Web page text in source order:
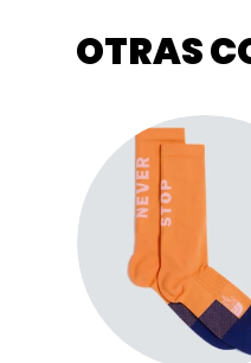
OTRAS